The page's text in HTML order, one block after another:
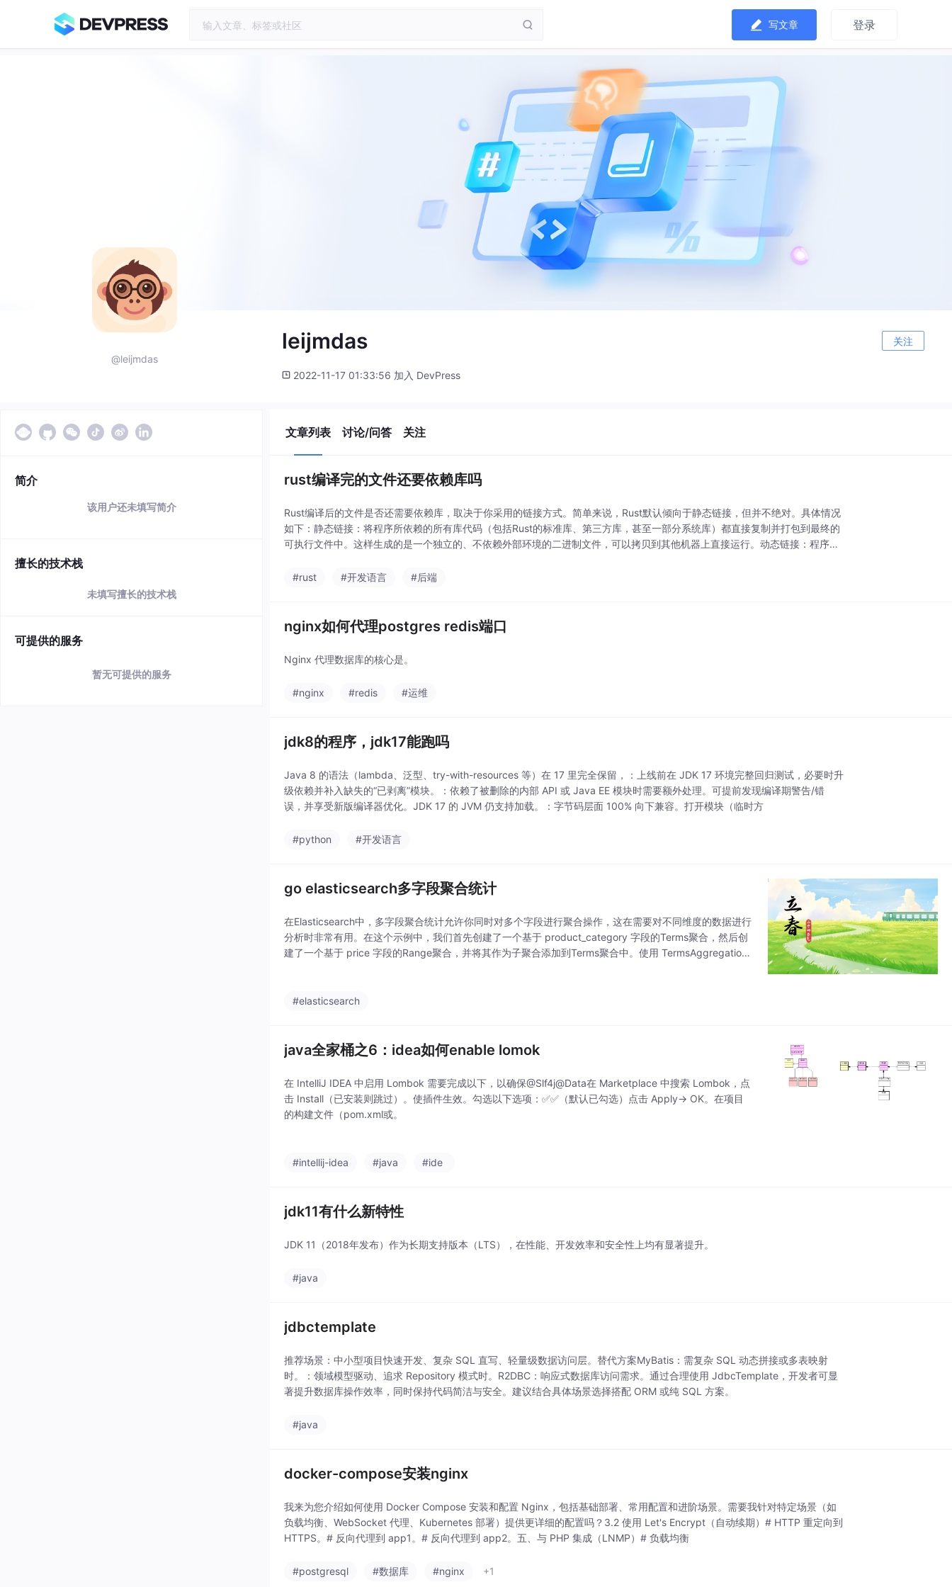
写文章 登录
@leijmdas
leijmdas 关注
2022-11-17 01:33:56 加入 DevPress
简介
该用户还未填写简介
擅长的技术栈
未填写擅长的技术栈
可提供的服务
暂无可提供的服务
文章列表 讨论/问答 关注
rust编译完的文件还要依赖库吗
Rust编译后的文件是否还需要依赖库，取决于你采用的链接方式。简单来说，Rust默认倾向于静态链接，但并不绝对。具体情况
如下：静态链接：将程序所依赖的所有库代码（包括Rust的标准库、第三方库，甚至一部分系统库）都直接复制并打包到最终的
可执行文件中。这样生成的是一个独立的、不依赖外部环境的二进制文件，可以拷贝到其他机器上直接运行。动态链接：程序本
#rust
#开发语言 #后端
nginx如何代理postgres redis端口
Nginx 代理数据库的核心是。
#nginx #redis #运维
jdk8的程序，jdk17能跑吗
Java 8 的语法（lambda、泛型、try-with-resources 等）在 17 里完全保留，：上线前在 JDK 17 环境完整回归测试，必要时升
级依赖并补入缺失的“已剥离”模块。：依赖了被删除的内部 API 或 Java EE 模块时需要额外处理。可提前发现编译期警告/错
误，并享受新版编译器优化。JDK 17 的 JVM 仍支持加载。：字节码层面 100% 向下兼容。打开模块（临时方
#python #开发语言
go elasticsearch多字段聚合统计
在Elasticsearch中，多字段聚合统计允许你同时对多个字段进行聚合操作，这在需要对不同维度的数据进行
分析时非常有用。在这个示例中，我们首先创建了一个基于 product_category 字段的Terms聚合，然后创
建了一个基于 price 字段的Range聚合，并将其作为子聚合添加到Terms聚合中。使用 TermsAggregation
#elasticsearch
java全家桶之6：idea如何enable lomok
在 IntelliJ IDEA 中启用 Lombok 需要完成以下，以确保@Slf4j@Data在 Marketplace 中搜索 Lombok，点
击 Install（已安装则跳过）。使插件生效。勾选以下选项：✅✅（默认已勾选）点击 Apply→ OK。在项目
的构建文件（pom.xml或。
#intellij-idea #java #ide
jdk11有什么新特性
JDK 11（2018年发布）作为长期支持版本（LTS），在性能、开发效率和安全性上均有显著提升。
#java
jdbctemplate
推荐场景：中小型项目快速开发、复杂 SQL 直写、轻量级数据访问层。替代方案MyBatis：需复杂 SQL 动态拼接或多表映射
时。：领域模型驱动、追求 Repository 模式时。R2DBC：响应式数据库访问需求。通过合理使用 JdbcTemplate，开发者可显
著提升数据库操作效率，同时保持代码简洁与安全。建议结合具体场景选择搭配 ORM 或纯 SQL 方案。
#java
docker-compose安装nginx
我来为您介绍如何使用 Docker Compose 安装和配置 Nginx，包括基础部署、常用配置和进阶场景。需要我针对特定场景（如
负载均衡、WebSocket 代理、Kubernetes 部署）提供更详细的配置吗？3.2 使用 Let's Encrypt（自动续期）# HTTP 重定向到
HTTPS。# 反向代理到 app1。# 反向代理到 app2。五、与 PHP 集成（LNMP）# 负载均衡
#postgresql #数据库 #nginx +1